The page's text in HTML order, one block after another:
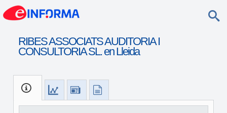
RIBES ASSOCIATS AUDITORIA I
CONSULTORIA SL. en Lleida